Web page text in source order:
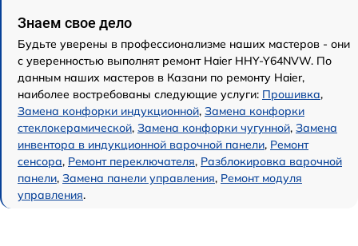
Знаем свое дело
Будьте уверены в профессионализме наших мастеров - они
с уверенностью выполнят ремонт Haier HHY-Y64NVW. По
данным наших мастеров в Казани по ремонту Haier,
наиболее востребованы следующие услуги: Прошивка,
Замена конфорки индукционной, Замена конфорки
стеклокерамической, Замена конфорки чугунной, Замена
инвентора в индукционной варочной панели, Ремонт
сенсора, Ремонт переключателя, Разблокировка варочной
панели, Замена панели управления, Ремонт модуля
управления.